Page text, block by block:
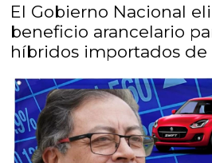
El Gobierno Nacional
beneficio arancelario
híbridos importados de